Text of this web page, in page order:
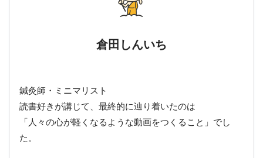
倉田しんいち
鍼灸師・ミニマリスト
読書好きが講じて、最終的に辿り着いたのは
「人々の心が軽くなるような動画をつくること」でし
た。